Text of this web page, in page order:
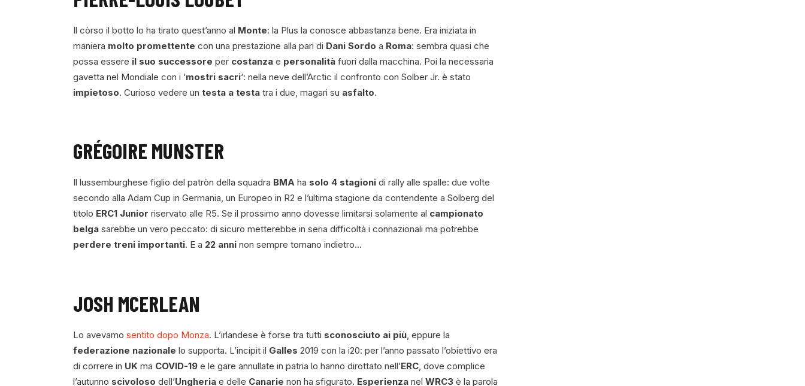
Il còrso il botto lo ha tirato quest’anno al Monte: la Plus la conosce abbastanza bene. Era iniziata in
maniera molto promettente con una prestazione alla pari di Dani Sordo a Roma: sembra quasi che
possa essere il suo successore per costanza e personalità fuori dalla macchina. Poi la necessaria
gavetta nel Mondiale con i ‘mostri sacri‘: nella neve dell’Arctic il confronto con Solber Jr. è stato
impietoso. Curioso vedere un testa a testa tra i due, magari su asfalto.
GRÉGOIRE MUNSTER
Il lussemburghese figlio del patròn della squadra BMA ha solo 4 stagioni di rally alle spalle: due volte
secondo alla Adam Cup in Germania, un Europeo in R2 e l’ultima stagione da contendente a Solberg del
titolo ERC1 Junior riservato alle R5. Se il prossimo anno dovesse limitarsi solamente al campionato
belga sarebbe un vero peccato: di sicuro metterebbe in seria difficoltà i connazionali ma potrebbe
perdere treni importanti. E a 22 anni non sempre tornano indietro…
JOSH MCERLEAN
Lo avevamo sentito dopo Monza. L’irlandese è forse tra tutti sconosciuto ai più , eppure la
federazione nazionale lo supporta. L’incipit il Galles 2019 con la i20: per l’anno passato l’obiettivo era
di correre in UK ma COVID-19 e le gare annullate in patria lo hanno dirottato nell’ERC , dove complice
l’autunno scivoloso dell’Ungheria e delle Canarie non ha sfigurato. Esperienza nel WRC3 è la parola